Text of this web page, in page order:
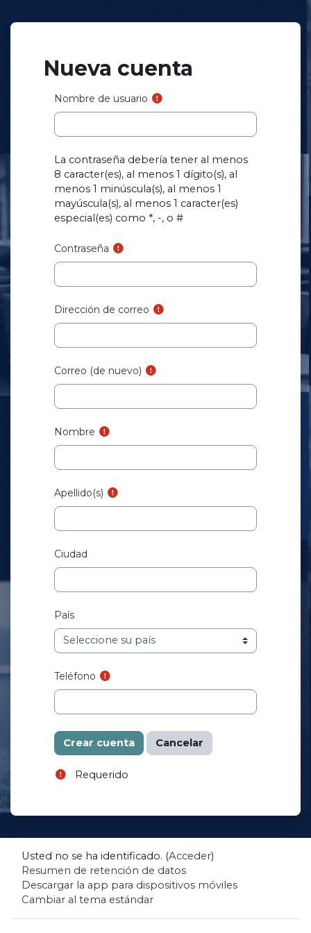
Nueva cuenta
Nombre de usuario
La contraseña debería tener al menos
8 caracter(es), al menos 1 dígito(s), al
menos 1 minúscula(s), al menos 1
mayúscula(s), al menos 1 caracter(es)
especial(es) como *, -, o #
Contraseña
Dirección de correo
Correo (de nuevo)
Nombre
Apellido(s)
Ciudad
País
Teléfono
Requerido
Usted no se ha identificado. (Acceder)
Resumen de retención de datos
Descargar la app para dispositivos móviles
Cambiar al tema estándar